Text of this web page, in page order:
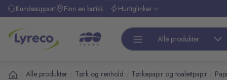
hovedinnhold
Kundesupport Finn en butikk Hurtiglinker
Alle produkter
Alle produkter Tørk og renhold Tørkepapir og toalettpapir